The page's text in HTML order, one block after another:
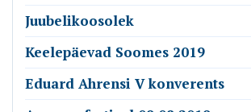
Juubelikoosolek
Keelepäevad Soomes 2019
Eduard Ahrensi V konverents